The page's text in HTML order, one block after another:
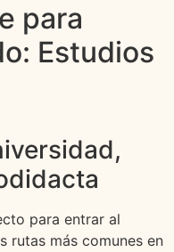
para
Estudios
para entrar al
rutas más comunes en